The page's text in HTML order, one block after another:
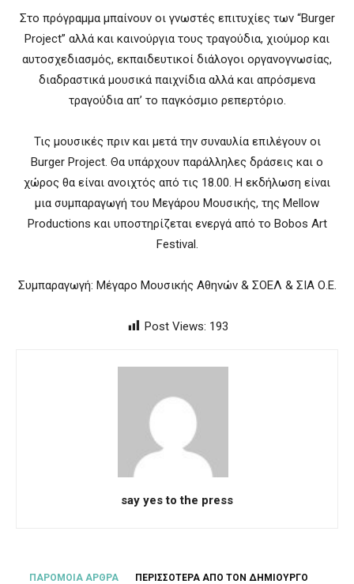
Στο πρόγραμμα μπαίνουν οι γνωστές επιτυχίες των “Burger
Project” αλλά και καινούργια τους τραγούδια, χιούμορ και
αυτοσχεδιασμός, εκπαιδευτικοί διάλογοι οργανογνωσίας,
διαδραστικά μουσικά παιχνίδια αλλά και απρόσμενα
τραγούδια απ’ το παγκόσμιο ρεπερτόριο.
Τις μουσικές πριν και μετά την συναυλία επιλέγουν οι
Burger Project. Θα υπάρχουν παράλληλες δράσεις και ο
χώρος θα είναι ανοιχτός από τις 18.00. Η εκδήλωση είναι
μια συμπαραγωγή του Μεγάρου Μουσικής, της Mellow
Productions και υποστηρίζεται ενεργά από το Bobos Art
Festival.
Συμπαραγωγή: Μέγαρο Μουσικής Αθηνών & ΣΟΕΛ & ΣΙΑ Ο.Ε.
Post Views: 193
say yes to the press
ΠΑΡΟΜΟΙΑ ΑΡΘΡΑ ΠΕΡΙΣΣΟΤΕΡΑ ΑΠΟ ΤΟΝ ΔΗΜΙΟΥΡΓΟ